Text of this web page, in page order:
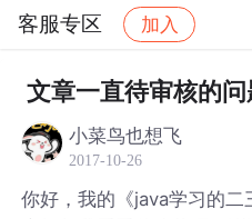
客服专区 加入
社区 客服专区 帖子
文章一直待审核的问
小菜鸟也想飞
2017-10-26
你好，我的《java学习的二